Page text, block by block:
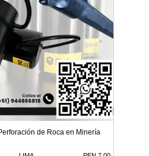
de Roca en Minería